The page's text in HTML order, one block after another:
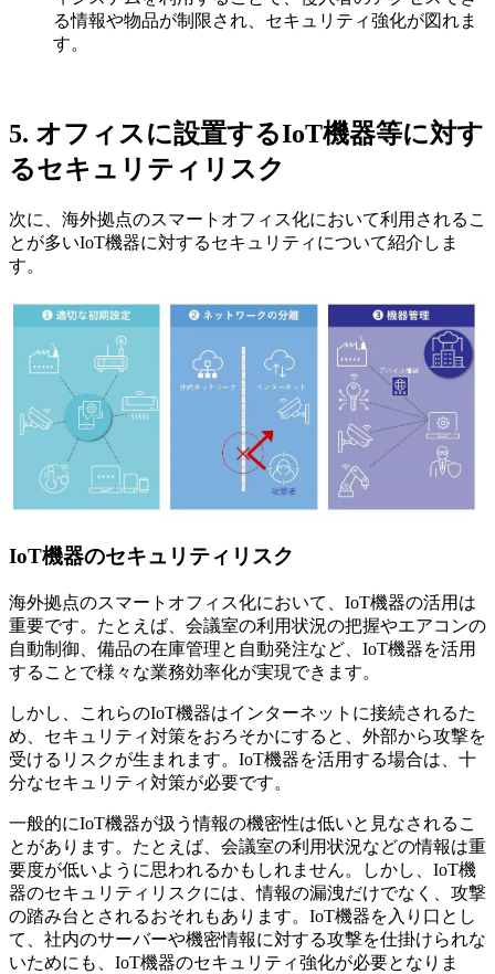
る情報や物品が制限され、セキュリティ強化が図れま
す。
5. オフィスに設置するIoT機器等に対す
るセキュリティリスク
次に、海外拠点のスマートオフィス化において利用されるこ
とが多いIoT機器に対するセキュリティについて紹介しま
す。
IoT機器のセキュリティリスク
海外拠点のスマートオフィス化において、IoT機器の活用は
重要です。たとえば、会議室の利用状況の把握やエアコンの
自動制御、備品の在庫管理と自動発注など、IoT機器を活用
することで様々な業務効率化が実現できます。
しかし、これらのIoT機器はインターネットに接続されるた
め、セキュリティ対策をおろそかにすると、外部から攻撃を
受けるリスクが生まれます。IoT機器を活用する場合は、十
分なセキュリティ対策が必要です。
一般的にIoT機器が扱う情報の機密性は低いと見なされるこ
とがあります。たとえば、会議室の利用状況などの情報は重
要度が低いように思われるかもしれません。しかし、IoT機
器のセキュリティリスクには、情報の漏洩だけでなく、攻撃
の踏み台とされるおそれもあります。IoT機器を入り口とし
て、社内のサーバーや機密情報に対する攻撃を仕掛けられな
いためにも、IoT機器のセキュリティ強化が必要となりま